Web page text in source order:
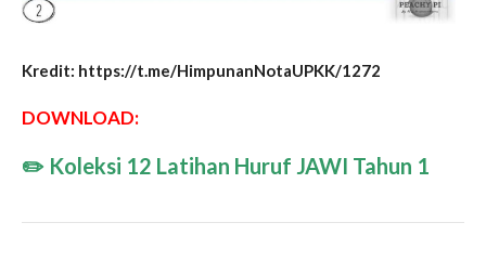
Kredit: https://t.me/HimpunanNotaUPKK/1272
DOWNLOAD:
✏️ Koleksi 12 Latihan Huruf JAWI Tahun 1